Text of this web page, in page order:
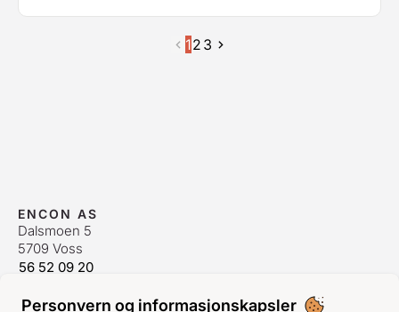
Personvern og informasjonskapsler
12 3
ENCON AS
Dalsmoen 5
5709 Voss
56 52 09 20